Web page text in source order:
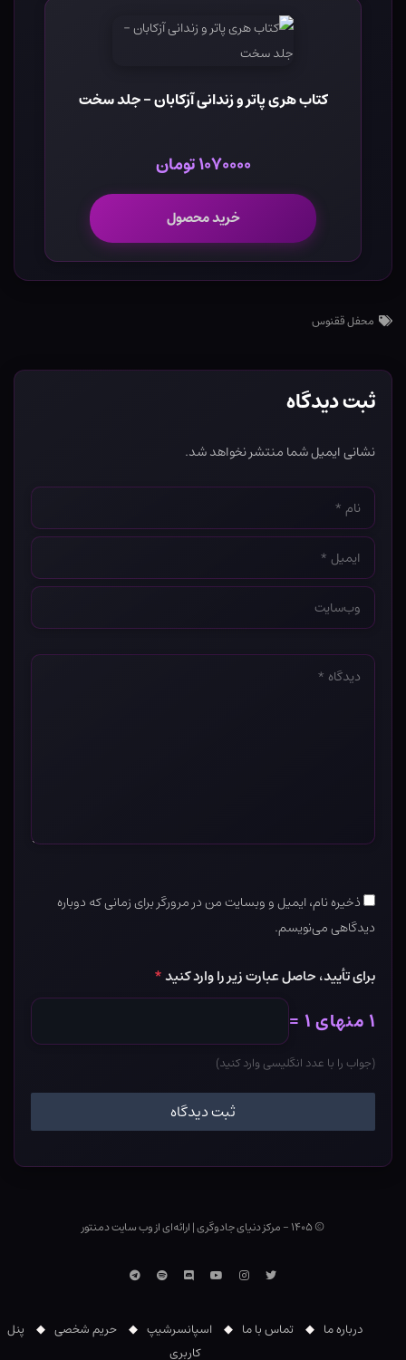
کتاب هری پاتر و زندانی آزکابان - جلد سخت
۱۰۷۰۰۰۰ تومان
خرید محصول
محفل ققنوس
ثبت دیدگاه
نشانی ایمیل شما منتشر نخواهد شد.
نام
*
ایمیل
*
وب‌سایت
*
دیدگاه
ذخیره نام، ایمیل و وبسایت من در مرورگر برای زمانی که دوباره
دیدگاهی می‌نویسم.
برای تأیید، حاصل عبارت زیر را وارد کنید*
۱ منهای ۱ =
(جواب را با عدد انگلیسی وارد کنید)
© ۱۴۰۵ - مرکز دنیای جادوگری |ارائه‌ای از وب ‌سایت دمنتور
توییتراینستاگرام
یوتوبDiscordاسپاتیفایتلگرام
درباره ما تماس با ما اسپانسرشیپ حریم شخصی
پنل
کاربری